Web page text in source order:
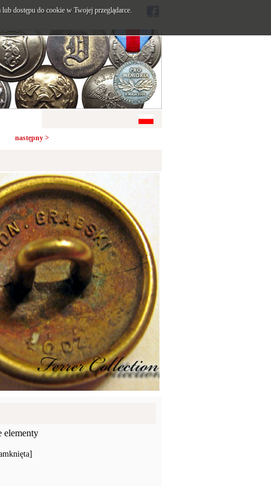
następny >
elementy
dostępu do cookie w Twojej przeglądarce.